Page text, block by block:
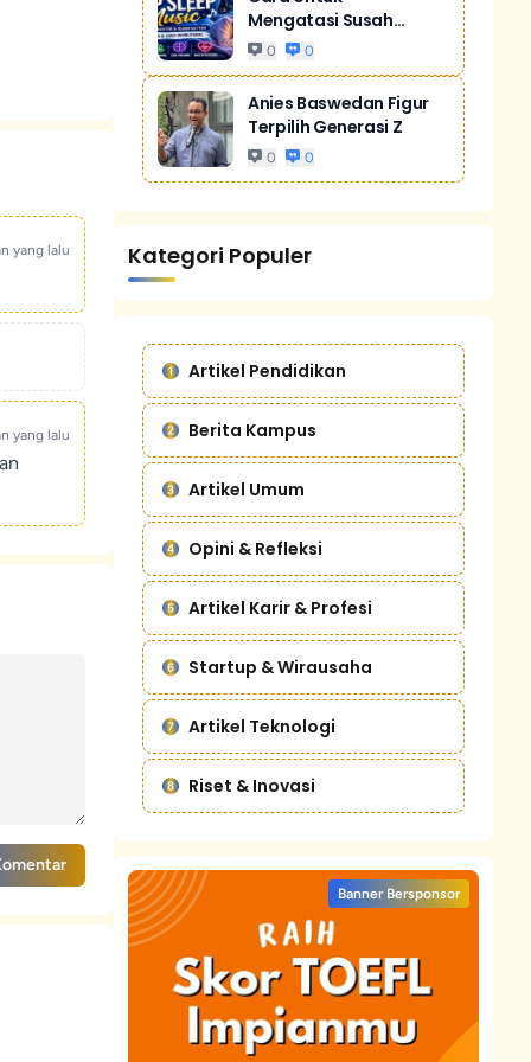
yang lalu
yang lalu
Mengatasi Susah
Tidur Akibat Stres
0 0
Anies Baswedan Figur
Terpilih Generasi Z
0 0
Kategori Populer
Artikel Pendidikan
Berita Kampus
Artikel Umum
Opini & Refleksi
Artikel Karir & Profesi
Startup & Wirausaha
Artikel Teknologi
Riset & Inovasi
Banner Bersponsor